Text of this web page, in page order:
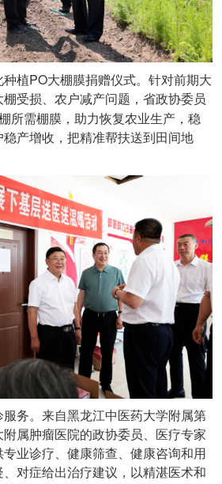
种植PO大棚膜捐赠仪式。针对前期大
受损、农户减产问题，省政协委员
所需棚膜，助力恢复农业生产，稳
产增收，把精准帮扶送到田间地
务。来自黑龙江中医药大学附属第
属肿瘤医院的政协委员、医疗专家
业诊疗、健康筛查、健康咨询和用
对症给出治疗建议，以精湛医术和